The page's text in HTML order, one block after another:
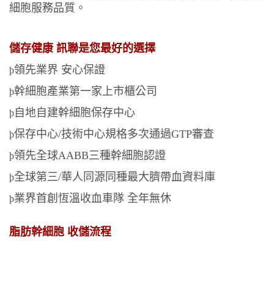
細胞服務品質。
儲存健康 訊聯是您最好的選擇
þ領先業界 安心保證
þ幹細胞產業第一家上市櫃公司
þ 自地自建幹細胞保存中心
þ保存中心/技術中心規格多次通過GTP審查
þ領先全球AABB三種幹細胞認證
þ全球第三/華人同源同種最大臍帶血資料庫
þ業界首創恆溫收血車隊 全年無休
脂肪幹細胞 收儲流程